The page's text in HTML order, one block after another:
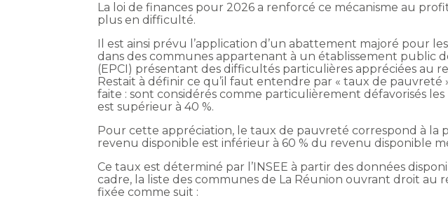
La loi de finances pour 2026 a renforcé ce mécanisme au
plus en difficulté.
Il est ainsi prévu l’application d’un abattement majoré pour
dans des communes appartenant à un établissement public
(EPCI) présentant des difficultés particulières appréciées au
Restait à définir ce qu’il faut entendre par « taux de pauvreté
faite : sont considérés comme particulièrement défavorisés
est supérieur à 40 %.
Pour cette appréciation, le taux de pauvreté correspond à la
revenu disponible est inférieur à 60 % du revenu disponible
Ce taux est déterminé par l’INSEE à partir des données
cadre, la liste des communes de La Réunion ouvrant droit au
fixée comme suit :